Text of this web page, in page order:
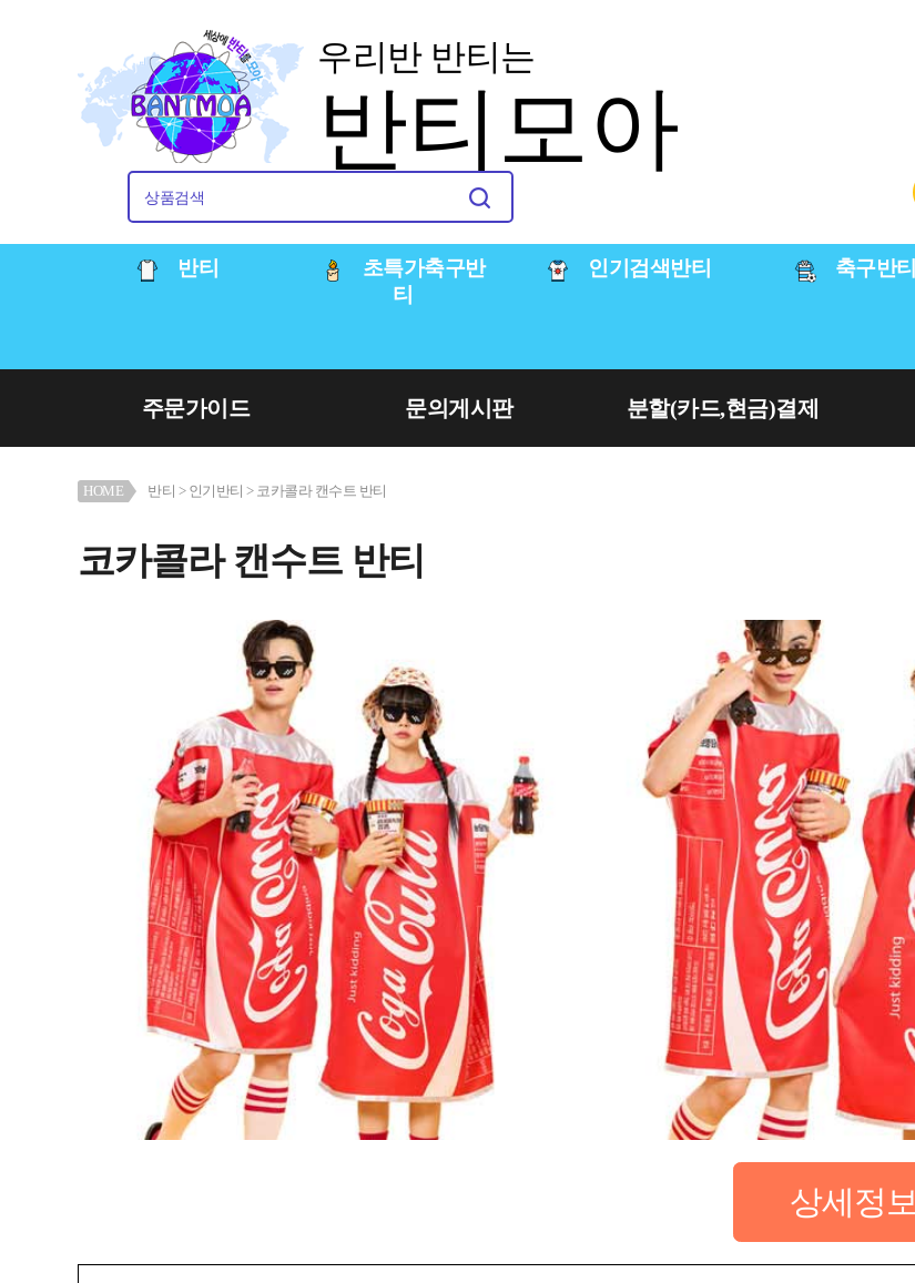
우리반 반티는
반티모아
반티
초특가축구반
티
인기검색반티 축구반티
주문가이드 문의게시판 분할(카드,현금)결제
HOME 반티 > 인기반티 > 코카콜라 캔수트 반티
코카콜라 캔수트 반티
상세정보